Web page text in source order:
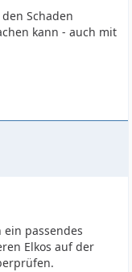
Schaden
kann - auch mit
passendes
Elkos auf der